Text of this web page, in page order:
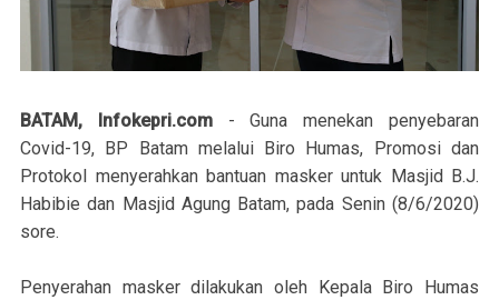
BATAM, Infokepri.com- Guna menekan penyebaran
Covid-19, BP Batam melalui Biro Humas, Promosi dan
Protokol menyerahkan bantuan masker untuk Masjid B.J.
Habibie dan Masjid Agung Batam, pada Senin (8/6/2020)
sore.
Penyerahan masker dilakukan oleh Kepala Biro Humas